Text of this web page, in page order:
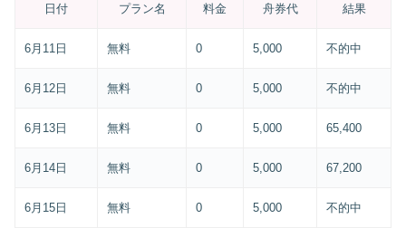
日付 プラン名 料金 舟券代 結果
6月11日 無料 0 5,000 不的中
6月12日 無料 0 5,000 不的中
6月13日 無料 0 5,000 65,400
6月14日 無料 0 5,000 67,200
6月15日 無料 0 5,000 不的中